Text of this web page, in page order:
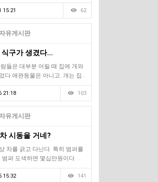
15:21 62
유게시판
구가 생겼다...
들은 대부분 어릴 때 집에 개와
다.애완동물은 아니고, 개는 집…
21:18 103
유게시판
시동을 거네?
차를 긁고 다닌다. 특히 범퍼를
범퍼 도색하면 몇십만원이다. …
15:32 141